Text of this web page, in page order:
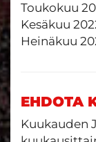
Toukokuu
Kesäkuu
Heinäkuu
EHDOTA
Kuukauden